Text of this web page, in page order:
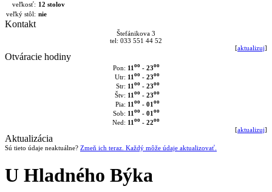
veľkosť: 12 stolov
veľký stôl: nie
Kontakt
Štefánikova 3
tel: 033 551 44 52
[aktualizuj]
Otváracie hodiny
Pon: 11 oo - 23oo
Utr: 11 oo - 23oo
Str: 11 oo - 23oo
Štv: 11 oo - 23oo
Pia: 11 oo - 01 oo
Sob: 11 oo - 01 oo
Ned: 11 oo - 22oo
[aktualizuj]
Aktualizácia
Sú tieto údaje neaktuálne? Zmeň ich teraz. Každý môže údaje aktualizovať.
U Hladného Býka